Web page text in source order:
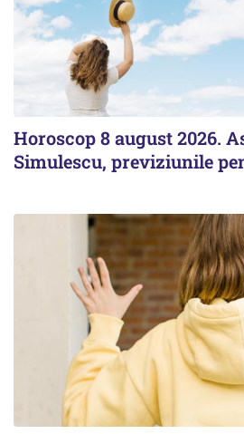
Horoscop 8 august 2026.
Simulescu, previziunile